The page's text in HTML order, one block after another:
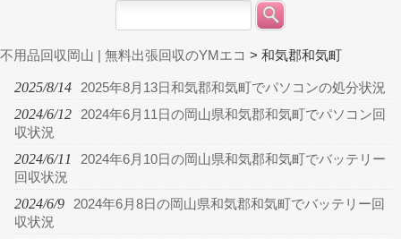
不用品回収岡山 | 無料出張回収のYMエコ > 和気郡和気町
2025/8/14 2025年8月13日和気郡和気町でパソコンの処分状況
2024/6/12
2024年6月11日の岡山県和気郡和気町でパソコン回
収状況
2024/6/11
2024年6月10日の岡山県和気郡和気町でバッテリー
回収状況
2024/6/9
2024年6月8日の岡山県和気郡和気町でバッテリー回
収状況